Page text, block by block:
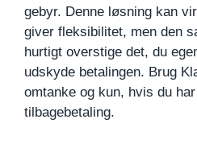
gebyr. Denne løsning kan
giver fleksibilitet, men den
hurtigt overstige det, du
udskyde betalingen. Brug
omtanke og kun, hvis du
tilbagebetaling.